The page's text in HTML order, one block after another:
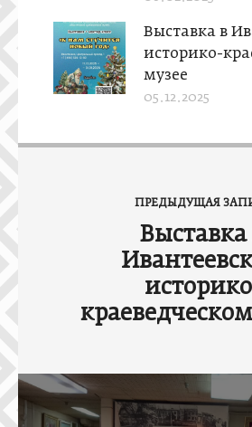
Выставка в
историко-
музее
05.12.2025
я
ПРЕДЫДУЩАЯ
Выставка